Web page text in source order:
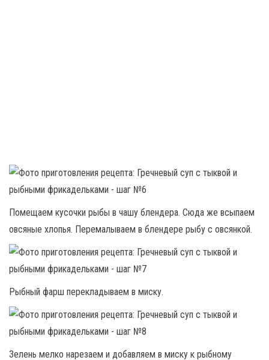
Помещаем кусочки рыбы в чашу блендера. Сюда же всыпаем
овсяные хлопья. Перемалываем в блендере рыбу с овсянкой.
Рыбный фарш перекладываем в миску.
Зелень мелко нарезаем и добавляем в миску к рыбному